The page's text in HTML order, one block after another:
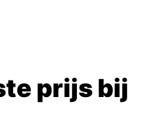
prijs bij